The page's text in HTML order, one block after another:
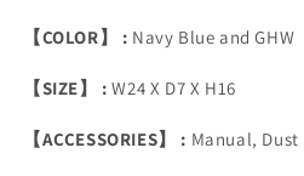
【COLOR】 : Navy Blue and GHW
【SIZE】 :W24 X D7 X H16
【ACCESSORIES】 : Manual,